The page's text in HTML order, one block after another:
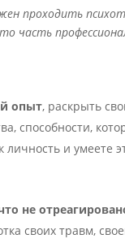
проходить
часть
опыт, раскрыть
способности,
личность и умеете
не
своих травм,